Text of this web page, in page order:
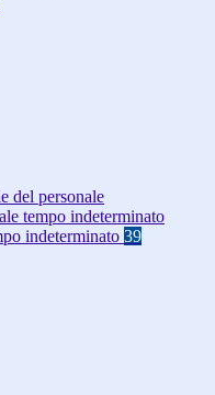
del personale
tempo indeterminato
indeterminato 39